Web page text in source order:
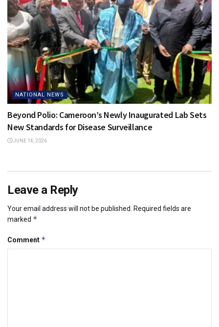
NATIONAL NEWS
Beyond Polio: Cameroon’s Newly Inaugurated Lab Sets
New Standards for Disease Surveillance
JUNE 14, 2026
Leave a Reply
Your email address will not be published. Required fields are
marked *
Comment *